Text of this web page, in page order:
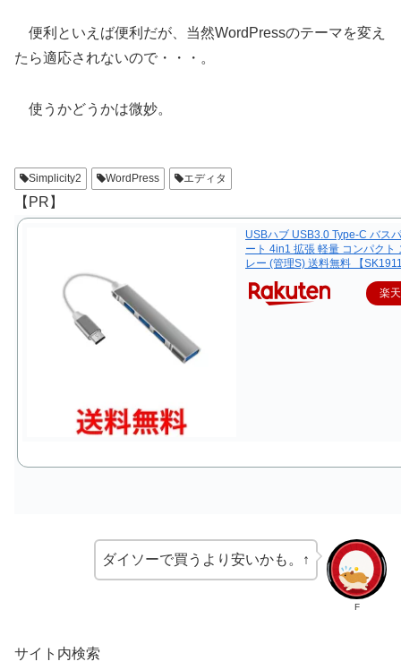
便利といえば便利だが、当然WordPressのテーマを変え
たら適応されないので・・・。
使うかどうかは微妙。
Simplicity2 WordPress エディタ
【PR】
USBハブ USB3.0 Type-C バス
ート 4in1 拡張 軽量 コンパクト
レー (管理S) 送料無料 【
楽
F
ダイソーで買うより安いかも。↑
サイト内検索